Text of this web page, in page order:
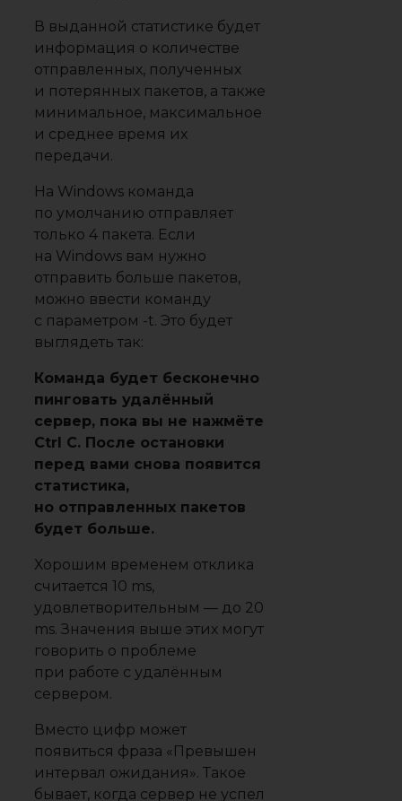
В выданной статистике будет
информация о количестве
отправленных, полученных
и потерянных пакетов, а также
минимальное, максимальное
и среднее время их
передачи.
На Windows команда
по умолчанию отправляет
только 4 пакета. Если
на Windows вам нужно
отправить больше пакетов,
можно ввести команду
с параметром -t. Это будет
выглядеть так:
Команда будет бесконечно
пинговать удалённый
сервер, пока вы не нажмёте
Ctrl C. После остановки
перед вами снова появится
статистика,
но отправленных пакетов
будет больше.
Хорошим временем отклика
считается 10 ms,
удовлетворительным ― до 20
ms. Значения выше этих могут
говорить о проблеме
при работе с удалённым
сервером.
Вместо цифр может
появиться фраза «Превышен
интервал ожидания». Такое
бывает, когда сервер не успел